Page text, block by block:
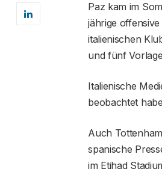
Paz kam im
jährige
italienischen
und fünf
Italienische
beobachtet
Auch
spanische
im Etihad